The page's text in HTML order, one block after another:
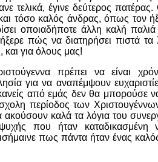
τελικά, έγινε δεύτερος
τόσο καλός άνδρας, όπως τον
οποιαδήποτε άλλη καλή
πώς να διατηρήσει πιστά
και για όλους μας!
πρέπει να είναι
για να αναπέμψουν
από εμάς δεν θα μπορούσε
περίοδος των
καλά τα λόγια του
που ήταν καταδικασμένη
πως πάντα ήταν ένας